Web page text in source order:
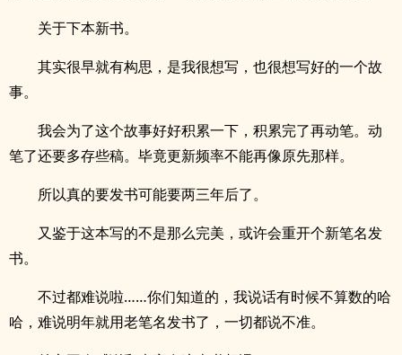
关于下本新书。
其实很早就有构思，是我很想写，也很想写好的一个故
事。
我会为了这个故事好好积累一下，积累完了再动笔。动
笔了还要多存些稿。毕竟更新频率不能再像原先那样。
所以真的要发书可能要两三年后了。
又鉴于这本写的不是那么完美，或许会重开个新笔名发
书。
不过都难说啦……你们知道的，我说话有时候不算数的哈
哈，难说明年就用老笔名发书了，一切都说不准。